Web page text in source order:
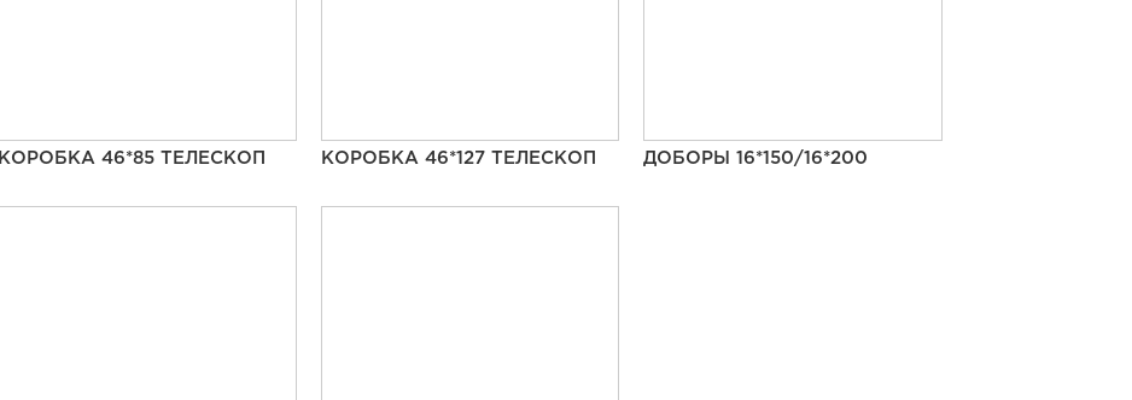
КОРОБКА 46*85 ТЕЛЕСКОП КОРОБКА 46*127 ТЕЛЕСКОП ДОБОРЫ 16*150/16*200